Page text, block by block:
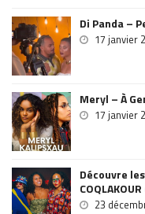
Di Panda –
17 janvier
Meryl – À
17 janvier
Découvre
23